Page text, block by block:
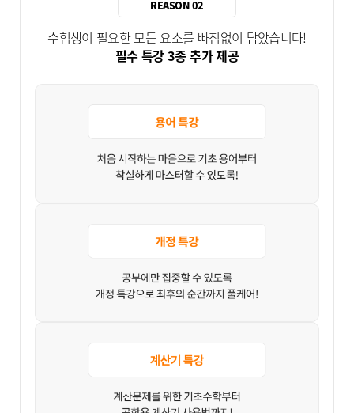
REASON 02
수험생이 필요한 모든 요소를 빠짐없이 담았습니다!
필수 특강 3종 추가 제공